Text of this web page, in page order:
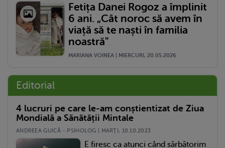
Fetița Danei Rogoz a împlinit
6 ani. „Cât noroc să avem în
viață să te naști în familia
noastră"
MARIANA VOINEA | MIERCURI, 20.05.2026
Editorial
4 lucruri pe care le-am conștientizat de Ziua
Mondială a Sănătății Mintale
ANDREEA GUICĂ - PSIHOLOG | MARŢI, 10.10.2023
E firesc ca atunci când sărbătorim